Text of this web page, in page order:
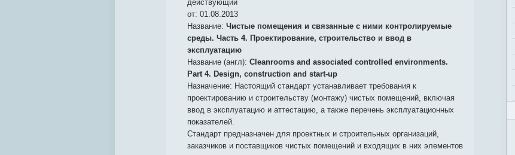
действующий
от: 01.08.2013
Название: Чистые помещения и связанные с ними контролируемые
среды. Часть 4. Проектирование, строительство и ввод в
эксплуатацию
Название (англ): Cleanrooms and associated controlled environments.
Part 4. Design, construction and start-up
Назначение: Настоящий стандарт устанавливает требования к
проектированию и строительству (монтажу) чистых помещений, включая
ввод в эксплуатацию и аттестацию, а также перечень эксплуатационных
показателей.
Стандарт предназначен для проектных и строительных организаций,
заказчиков и поставщиков чистых помещений и входящих в них элементов